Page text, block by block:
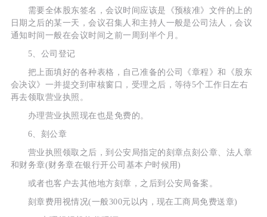
需要全体股东签名，会议时间应该是《预核准》文件的上的
日期之后的某一天，会议召集人和主持人一般是公司法人，会议
通知时间一般在会议时间之前一周到半个月。
5、公司登记
把上面填好的各种表格，自己准备的公司《章程》和《股东
会决议》一并提交到审核窗口，受理之后，等待5个工作日左右
再去领取营业执照。
办理营业执照现在也是免费的。
6、刻公章
营业执照领取之后，到公安局指定的刻章点刻公章、法人章
和财务章(财务章在银行开公司基本户时候用)
或者也客户去其他地方刻章，之后到公安局备案。
刻章费用视情况(一般300元以内，现在工商局免费送章)